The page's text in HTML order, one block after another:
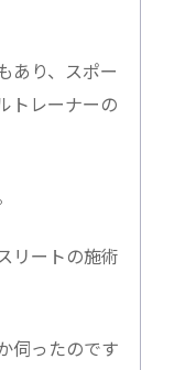
あり、スポー
トレーナーの
リートの施術
伺ったのです